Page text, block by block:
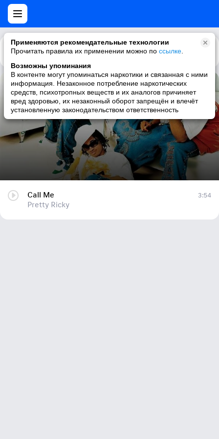
Применяются рекомендательные технологии
Прочитать правила их применении можно по ссылке
Возможны упоминания
В контенте могут упоминаться наркотики и связанная с ними
информация. Незаконное потребление наркотических
средств, психотропных веществ и их аналогов причиняет
вред здоровью, их незаконный оборот запрещён и влечёт
установленную законодательством ответственность
Каталог Рекомендации
Call Me
Pretty Ricky
Call Me
Pretty Ricky
3:54